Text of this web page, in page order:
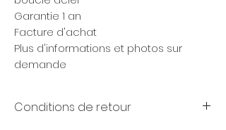
Garantie 1 an
Facture d'achat
Plus d'informations et photos sur
demande
Conditions de retour